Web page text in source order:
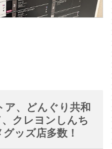
ア、どんぐり共和
クレヨンしんち
ッズ店多数！